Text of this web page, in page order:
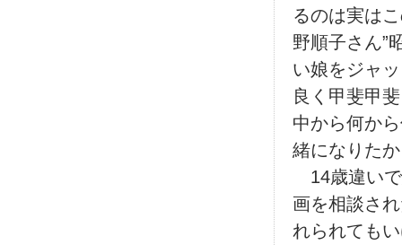
るのは実は
野順子さん
い娘をジャ
良く甲斐甲
中から何か
緒になりた
14歳違いで
画を相談さ
れられても